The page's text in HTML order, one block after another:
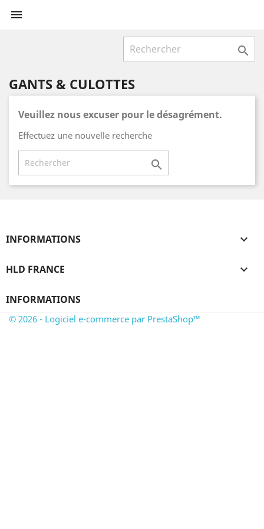


GANTS & CULOTTES
Veuillez nous excuser pour le désagrément.
Effectuez une nouvelle recherche

INFORMATIONS 
HLD FRANCE 
INFORMATIONS
© 2026 - Logiciel e-commerce par PrestaShop™